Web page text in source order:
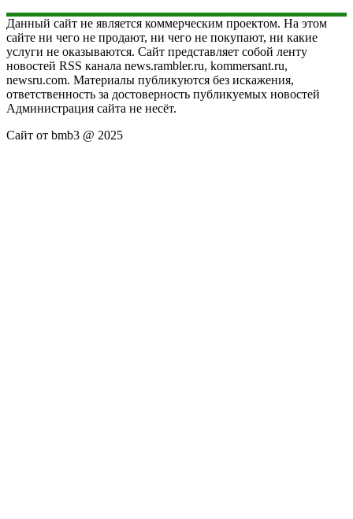
Данный сайт не является коммерческим проектом. На этом
сайте ни чего не продают, ни чего не покупают, ни какие
услуги не оказываются. Сайт представляет собой ленту
новостей RSS канала news.rambler.ru, kommersant.ru,
newsru.com. Материалы публикуются без искажения,
ответственность за достоверность публикуемых новостей
Администрация сайта не несёт.
Сайт от bmb3 @ 2025